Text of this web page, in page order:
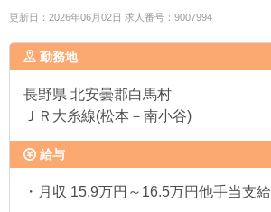
更新日：2026年06月02日 求人番号：9007994
勤務地
長野県 北安曇郡白馬村
ＪＲ大糸線(松本－南小谷)
給与
・月収 15.9万円～16.5万円他手当支給